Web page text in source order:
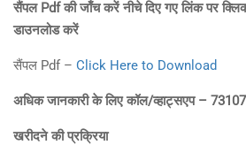
सैंपल Pdf की जाँच करें नीचे दिए गए लिंक पर
डाउनलोड करें
सैंपल Pdf – Click Here to Download
अधिक जानकारी के लिए कॉल/व्हाट्सएप –
खरीदने की प्रक्रिया